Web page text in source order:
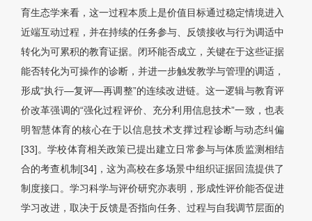
育生态学来看，这一过程本质上是价值目标通过稳定情境进入
近端互动过程，并在持续的任务参与、反馈接收与行为调适中
转化为可累积的教育证据。闭环能否成立，关键在于这些证据
能否转化为可操作的诊断，并进一步触发教学与管理的调适，
形成“执行—复评—再调整”的连续改进链。这一逻辑与教育评
价改革强调的“强化过程评价、充分利用信息技术”一致，也表
明智慧体育的核心在于以信息技术支撑过程诊断与动态纠偏
[33]。学校体育相关政策已提出建立日常参与与体质监测相结
合的考查机制[34]，这为高校在多场景中组织证据回流提供了
制度接口。学习科学与评价研究亦表明，形成性评价能否促进
学习改进，取决于反馈是否指向任务、过程与自我调节层面的